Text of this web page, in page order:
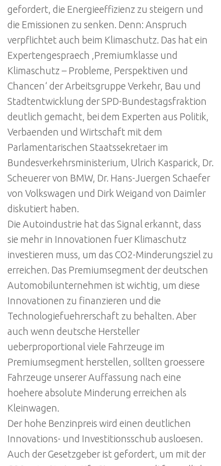
gefordert, die Energieeffizienz zu steigern und
die Emissionen zu senken. Denn: Anspruch
verpflichtet auch beim Klimaschutz. Das hat ein
Expertengespraech ‚Premiumklasse und
Klimaschutz – Probleme, Perspektiven und
Chancen‘ der Arbeitsgruppe Verkehr, Bau und
Stadtentwicklung der SPD-Bundestagsfraktion
deutlich gemacht, bei dem Experten aus Politik,
Verbaenden und Wirtschaft mit dem
Parlamentarischen Staatssekretaer im
Bundesverkehrsministerium, Ulrich Kasparick, Dr.
Scheuerer von BMW, Dr. Hans-Juergen Schaefer
von Volkswagen und Dirk Weigand von Daimler
diskutiert haben.
Die Autoindustrie hat das Signal erkannt, dass
sie mehr in Innovationen fuer Klimaschutz
investieren muss, um das CO2-Minderungsziel zu
erreichen. Das Premiumsegment der deutschen
Automobilunternehmen ist wichtig, um diese
Innovationen zu finanzieren und die
Technologiefuehrerschaft zu behalten. Aber
auch wenn deutsche Hersteller
ueberproportional viele Fahrzeuge im
Premiumsegment herstellen, sollten groessere
Fahrzeuge unserer Auffassung nach eine
hoehere absolute Minderung erreichen als
Kleinwagen.
Der hohe Benzinpreis wird einen deutlichen
Innovations- und Investitionsschub ausloesen.
Auch der Gesetzgeber ist gefordert, um mit der